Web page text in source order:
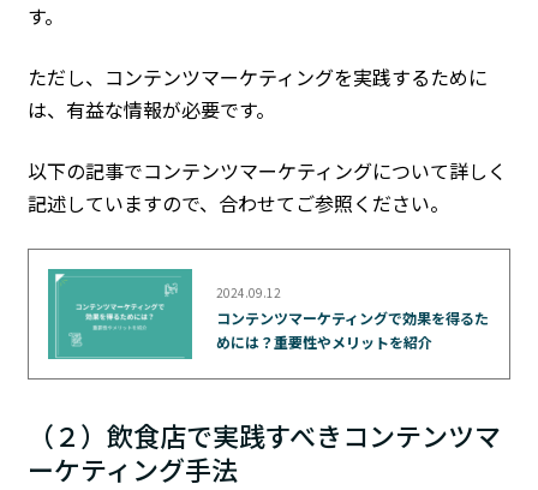
す。
ただし、コンテンツマーケティングを実践するために
は、有益な情報が必要です。
以下の記事でコンテンツマーケティングについて詳しく
記述していますので、合わせてご参照ください。
2024.09.12
コンテンツマーケティングで効果を得るた
めには？重要性やメリットを紹介
（２）飲食店で実践すべきコンテンツマ
ーケティング手法